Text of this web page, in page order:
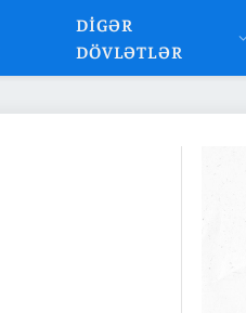
DIGƏR
DÖVLƏTLƏR